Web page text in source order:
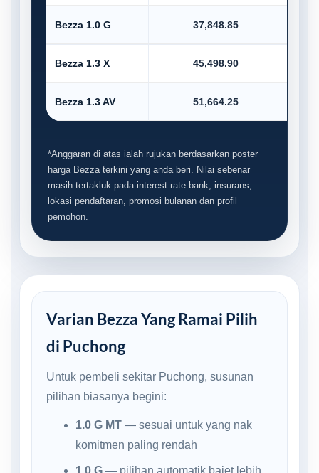
Bezza 1.0 G 37,848.85
Bezza 1.3 X 45,498.90
Bezza 1.3 AV 51,664.25
*Anggaran di atas ialah rujukan berdasarkan poster
harga Bezza terkini yang anda beri. Nilai sebenar
masih tertakluk pada interest rate bank, insurans,
lokasi pendaftaran, promosi bulanan dan profil
pemohon.
Varian Bezza Yang Ramai Pilih
di Puchong
Untuk pembeli sekitar Puchong, susunan
pilihan biasanya begini:
1.0 G MT— sesuai untuk yang nak
komitmen paling rendah
1.0 G— pilihan automatik bajet lebih